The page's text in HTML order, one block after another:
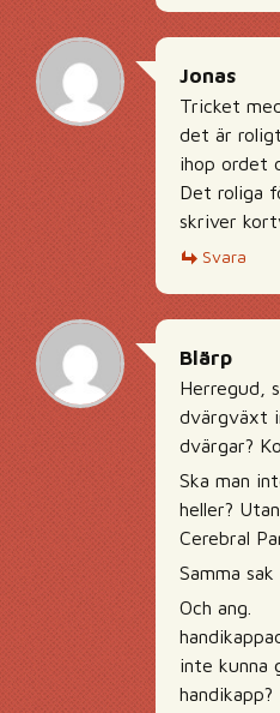
Jonas
Tricket
det är
ihop ordet
Det roliga
skriver
Svara
Blärp
Herregud,
dvärgväxt
dvärgar?
Ska man
heller?
Cerebral
Samma sak
Och ang.
inte kunna
handikapp?